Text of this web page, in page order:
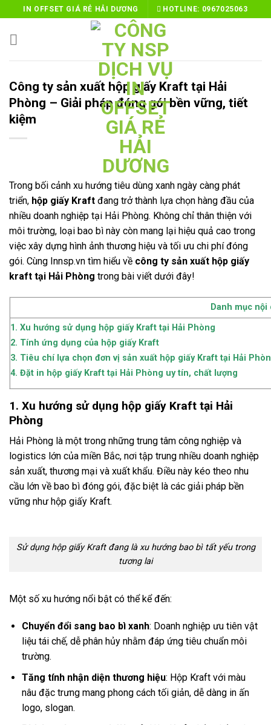
to
content
IN OFFSET GIÁ RẺ HẢI DƯƠNG HOTLINE: 0967025063
Công ty sản xuất hộp giấy Kraft tại Hải
Phòng – Giải pháp đóng gói bền vững, tiết
kiệm
Trong bối cảnh xu hướng tiêu dùng xanh ngày càng phát
triển, hộp giấy Kraft đang trở thành lựa chọn hàng đầu của
nhiều doanh nghiệp tại Hải Phòng. Không chỉ thân thiện với
môi trường, loại bao bì này còn mang lại hiệu quả cao trong
việc xây dựng hình ảnh thương hiệu và tối ưu chi phí đóng
gói. Cùng Innsp.vn tìm hiểu về công ty sản xuất hộp giấy
kraft tại Hải Phòng trong bài viết dưới đây!
Danh mục nội
1. Xu hướng sử dụng hộp giấy Kraft tại Hải Phòng
2. Tính ứng dụng của hộp giấy Kraft
3. Tiêu chí lựa chọn đơn vị sản xuất hộp giấy Kraft tại Hải
4. Đặt in hộp giấy Kraft tại Hải Phòng uy tín, chất lượng
1. Xu hướng sử dụng hộp giấy Kraft tại Hải
Phòng
Hải Phòng là một trong những trung tâm công nghiệp và
logistics lớn của miền Bắc, nơi tập trung nhiều doanh nghiệp
sản xuất, thương mại và xuất khẩu. Điều này kéo theo nhu
cầu lớn về bao bì đóng gói, đặc biệt là các giải pháp bền
vững như hộp giấy Kraft.
Sử dụng hộp giấy Kraft đang là xu hướng bao bì tất yếu trong
tương lai
Một số xu hướng nổi bật có thể kể đến:
Chuyển đổi sang bao bì xanh: Doanh nghiệp ưu tiên vật
liệu tái chế, dễ phân hủy nhằm đáp ứng tiêu chuẩn môi
trường.
Tăng tính nhận diện thương hiệu: Hộp Kraft với màu
nâu đặc trưng mang phong cách tối giản, dễ dàng in ấn
logo, slogan.